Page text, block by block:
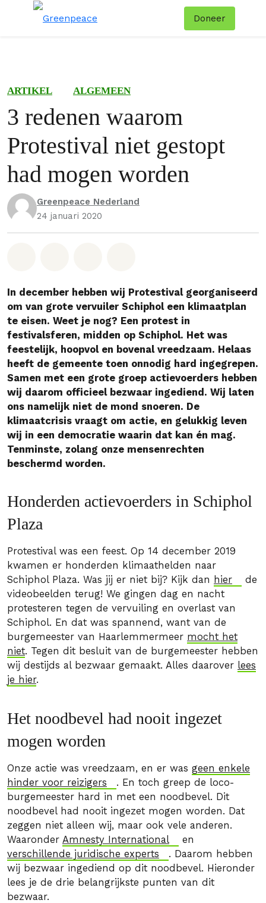
Doneer
ARTIKEL ALGEMEEN
3 redenen waarom
Protestival niet gestopt
had mogen worden
Greenpeace Nederland
24 januari 2020
In december hebben wij Protestival georganiseerd
om van grote vervuiler Schiphol een klimaatplan
te eisen. Weet je nog? Een protest in
festivalsferen, midden op Schiphol. Het was
feestelijk, hoopvol en bovenal vreedzaam. Helaas
heeft de gemeente toen onnodig hard ingegrepen.
Samen met een grote groep actievoerders hebben
wij daarom officieel bezwaar ingediend. Wij laten
ons namelijk niet de mond snoeren. De
klimaatcrisis vraagt om actie, en gelukkig leven
wij in een democratie waarin dat kan én mag.
Tenminste, zolang onze mensenrechten
beschermd worden.
Honderden actievoerders in Schiphol
Plaza
Protestival was een feest. Op 14 december 2019
kwamen er honderden klimaathelden naar
Schiphol Plaza. Was jij er niet bij? Kijk dan hier
de
videobeelden terug! We gingen dag en nacht
protesteren tegen de vervuiling en overlast van
Schiphol. En dat was spannend, want van de
burgemeester van Haarlemmermeer mocht het
niet. Tegen dit besluit van de burgemeester hebben
wij destijds al bezwaar gemaakt. Alles daarover lees
je hier.
Het noodbevel had nooit ingezet
mogen worden
Onze actie was vreedzaam, en er was geen enkele
hinder voor reizigers
. En toch greep de loco-
burgemeester hard in met een noodbevel. Dit
noodbevel had nooit ingezet mogen worden. Dat
zeggen niet alleen wij, maar ook vele anderen.
Waaronder Amnesty International
en
verschillende juridische experts
. Daarom hebben
wij bezwaar ingediend op dit noodbevel. Hieronder
lees je de drie belangrijkste punten van dit
bezwaar.